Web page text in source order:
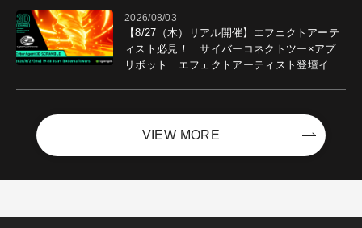
2026/08/03
【8/27（木）リアル開催】エフェクトアーテ
ィスト必見！ サイバーコネクトツー×アプ
リボット エフェクトアーティスト登壇イベ
VIEW MORE